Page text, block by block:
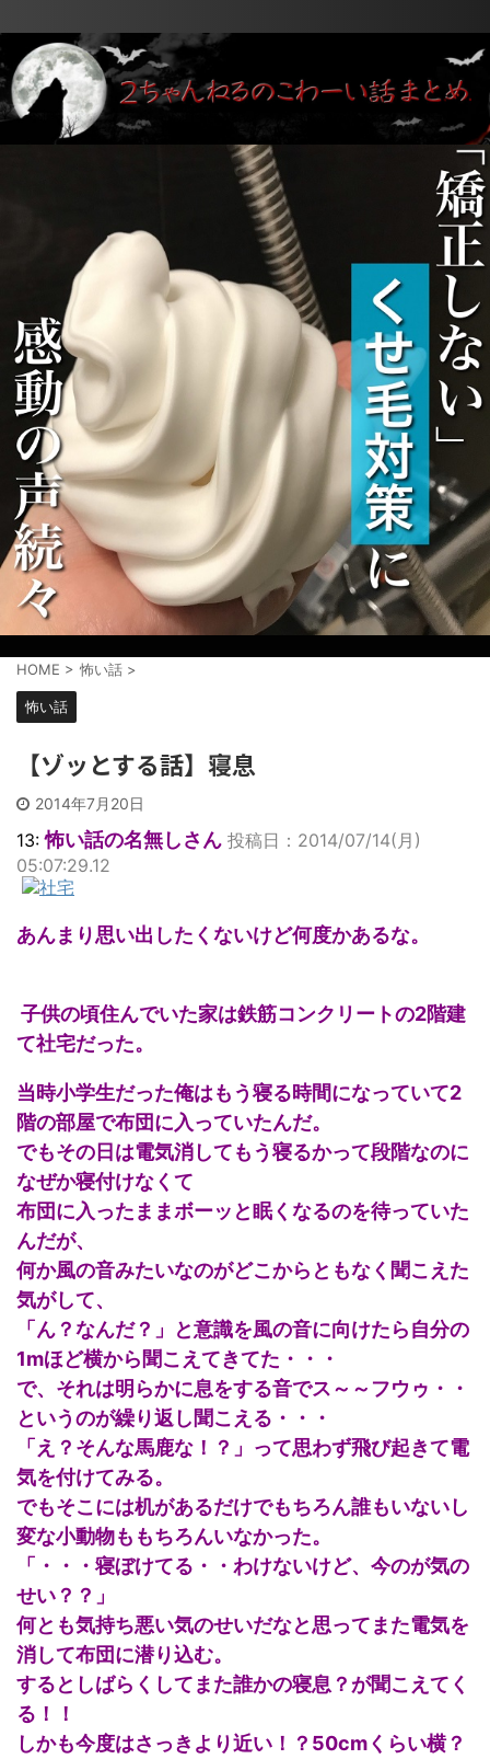
HOME > 怖い話 >
怖い話
【ゾッとする話】寝息
2014年7月20日
13:怖い話の名無しさん 投稿日：2014/07/14(月)
05:07:29.12
あんまり思い出したくないけど何度かあるな。
子供の頃住んでいた家は鉄筋コンクリートの2階建
て社宅だった。
当時小学生だった俺はもう寝る時間になっていて2
階の部屋で布団に入っていたんだ。
でもその日は電気消してもう寝るかって段階なのに
なぜか寝付けなくて
布団に入ったままボーッと眠くなるのを待っていた
んだが、
何か風の音みたいなのがどこからともなく聞こえた
気がして、
「ん？なんだ？」と意識を風の音に向けたら自分の
1mほど横から聞こえてきてた・・・
で、それは明らかに息をする音でス～～フウゥ・・
というのが繰り返し聞こえる・・・
「え？そんな馬鹿な！？」って思わず飛び起きて電
気を付けてみる。
でもそこには机があるだけでもちろん誰もいないし
変な小動物ももちろんいなかった。
「・・・寝ぼけてる・・わけないけど、今のが気の
せい？？」
何とも気持ち悪い気のせいだなと思ってまた電気を
消して布団に潜り込む。
するとしばらくしてまた誰かの寝息？が聞こえてく
る！！
しかも今度はさっきより近い！？50cmくらい横？